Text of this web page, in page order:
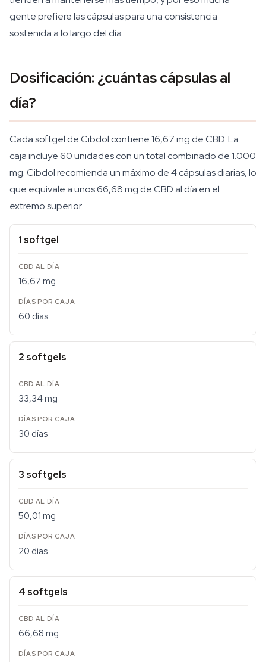
gente prefiere las cápsulas para una consistencia
sostenida a lo largo del día.
Dosificación: ¿cuántas cápsulas al
día?
Cada softgel de Cibdol contiene 16,67 mg de CBD. La
caja incluye 60 unidades con un total combinado de 1.000
mg. Cibdol recomienda un máximo de 4 cápsulas diarias, lo
que equivale a unos 66,68 mg de CBD al día en el
extremo superior.
1 softgel
16,67 mg
60 días
2 softgels
33,34 mg
30 días
3 softgels
50,01 mg
20 días
4 softgels
66,68 mg